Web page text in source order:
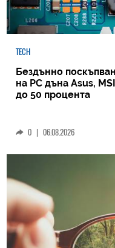
TECH
Бездънно
на РС дъна Asus,
до 50 процента
0 | 06.08.2026